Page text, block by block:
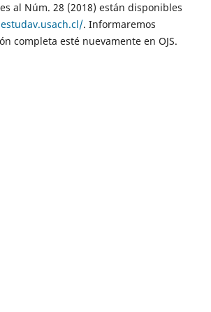
al Núm. 28 (2018) están disponibles
. Informaremos
completa esté nuevamente en OJS.